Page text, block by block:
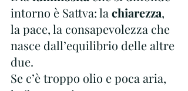
intorno è Sattva: la chiarezza,
la pace, la consapevolezza che
nasce dall’equilibrio delle altre
due.
Se c’è troppo olio e poca aria,